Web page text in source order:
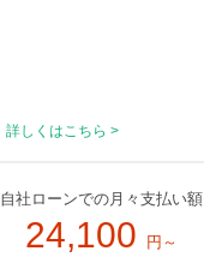
詳しくはこちら >
自社ローンでの月々支払い額
24,100 円～